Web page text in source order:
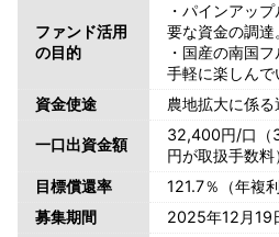
ファンド活用
の目的
・パインアッ
要な資金の調達
・国産の南国
手軽に楽しんで
資金使途
農地拡大に係る
一口出資金額
32,400円/口（
円が取扱手数料
目標償還率
121.7％（年複
募集期間
2025年12月19